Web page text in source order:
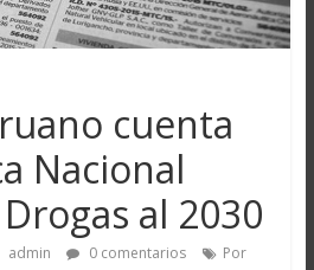
cuenta
Nacional
al 2030
admin 0 comentarios
Por